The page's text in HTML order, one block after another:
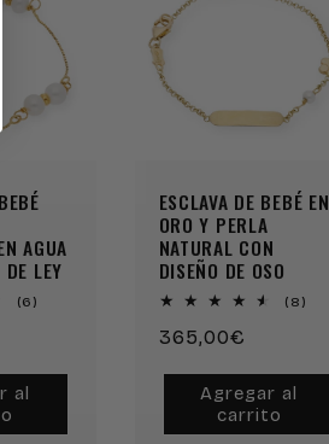
AGUA
LEY
(6)
al
ESCLAVA DE BEBÉ EN
ORO Y PERLA
NATURAL CON
DISEÑO DE OSO
(8)
Precio
365,00€
Agregar al
carrito